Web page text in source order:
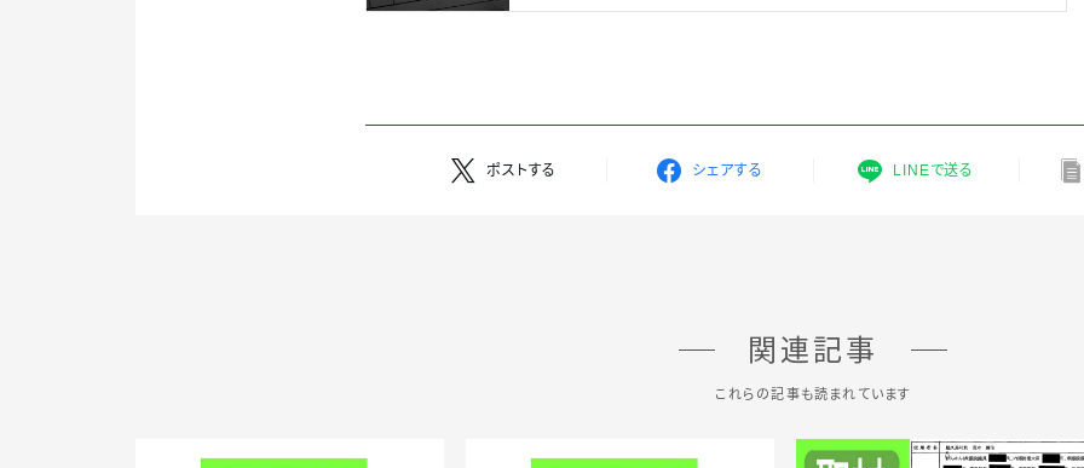
ポストする シェアする LINEで送る
関連記事
これらの記事も読まれています